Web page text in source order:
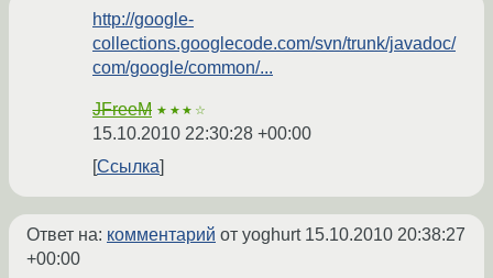
http://google-
collections.googlecode.com/svn/trunk/javadoc/
com/google/common/...
JFreeM ★★★☆
15.10.2010 22:30:28 +00:00
Ссылка
Ответ на: комментарий от yoghurt 15.10.2010 20:38:27
+00:00